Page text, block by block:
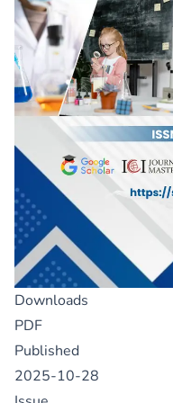
Downloads
PDF
Published
2025-10-28